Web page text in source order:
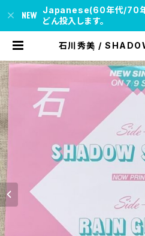
Japanese(60年代/70年
どん投入します。
石川秀美 /